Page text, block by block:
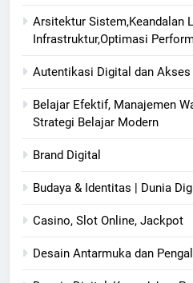
Arsitektur Sistem,Keandalan
Infrastruktur,Optimasi
Autentikasi Digital dan Akses
Belajar Efektif, Manajemen
Strategi Belajar Modern
Brand Digital
Budaya & Identitas | Dunia
Casino, Slot Online, Jackpot
Desain Antarmuka dan